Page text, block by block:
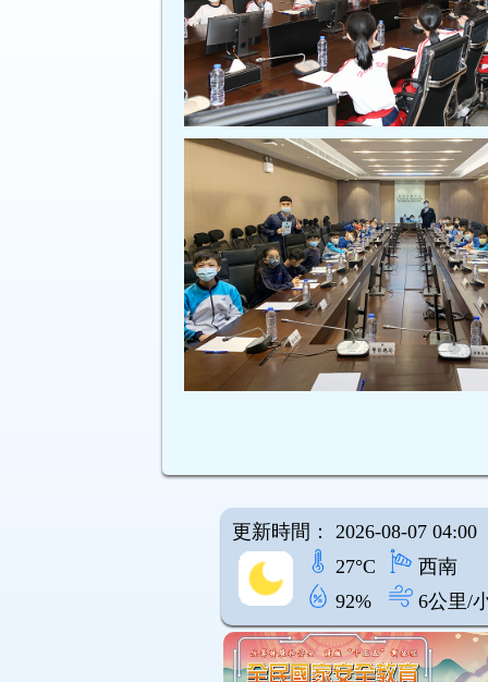
更新時間： 2026-08-07 04:00
27°C
西南
92%
6公里/